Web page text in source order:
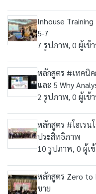
Inhouse
5-7
7 รูปภาพ, 0 ผู้เข้
หลักสูตร #เทคนิ
และ 5 Why
2 รูปภาพ, 0 ผู้เข้
หลักสูตร #โฮเรน
ประสิทธิภาพ
10 รูปภาพ, 0 ผู้เ
หลักสูตร Zero to
ขาย